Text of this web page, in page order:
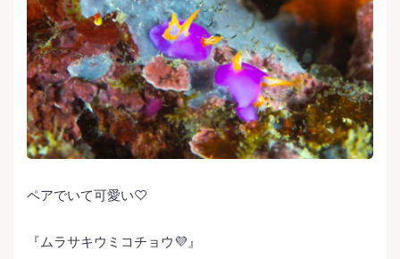
ペアでいて可愛い♡
『ムラサキウミコチョウ💜』